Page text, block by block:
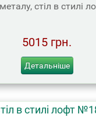
стіл в стилі
5015 грн.
Детальніше
в стилі лофт